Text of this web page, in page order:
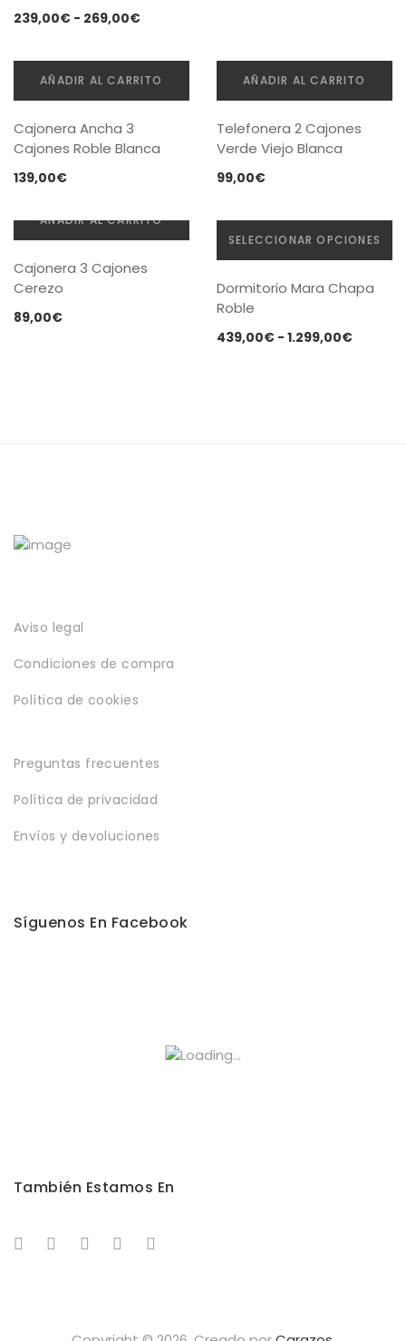
múltiples
variantes.
se
elegir
en
producto
239,00€ - 269,00€Rango
precios:
desde
239,00€
269,00€
AÑADIR AL CARRITO
Cajonera Ancha 3
Cajones Roble Blanca
139,00€
AÑADIR AL CARRITO
Telefonera 2 Cajones
Verde Viejo Blanca
99,00€
AÑADIR AL CARRITO
Cajonera 3 Cajones
Cerezo
89,00€
SELECCIONAR OPCIONES
producto
múltiples
variantes.
Dormitorio Mara Chapa
Roble
439,00€ - 1.299,00€Rango
Aviso legal
Condiciones de compra
Política de cookies
Preguntas frecuentes
Política de privacidad
Envíos y devoluciones
Síguenos En Facebook
También Estamos En